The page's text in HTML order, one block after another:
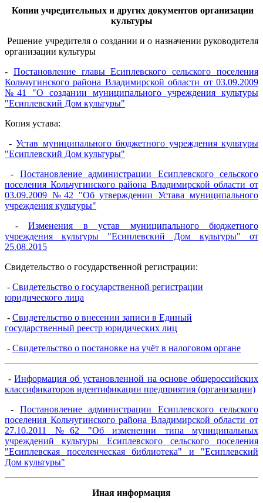
Копии учредительных и других документов организации
культуры
Решение учредителя о создании и о назначении руководителя
организации культуры
- Постановление главы Есиплевского сельского поселения
Кольчугинского района Владимирской области от 03.09.2009
№41 "О создании муниципального учреждения культуры
"Есиплевский Дом культуры"
Копия устава:
-Устав муниципального бюджетного учреждения культуры
"Есиплевский Дом культуры"
- Постановление администрации Есиплевского сельского
поселения Кольчугинского района Владимирской области от
03.09.2009 №42 "Об утверждении Устава муниципального
учреждения культуры"
- Изменения в устав муниципального бюджетного
учреждения культуры "Есиплевский Дом культуры" от
25.08.2015
Свидетельство о государственной регистрации:
- Свидетельство о государственной регистрации
юридического лица
- Свидетельство о внесении записи в Единый
государственный реестр юридических лиц
- Свидетельство о постановке на учёт в налоговом органе
-Информация об установленной на основе общероссийских
классификаторов идентификации предприятия (организации)
- Постановление администрации Есиплевского сельского
поселения Кольчугинского района Владимирской области от
27.10.2011 №62 "Об изменении типа муниципальных
учреждений культуры Есиплевского сельского поселения
"Есиплевская поселенческая библиотека" и "Есиплевский
Дом культуры"
Иная информация